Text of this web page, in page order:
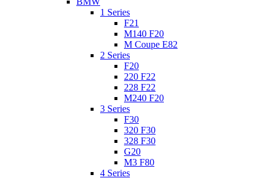
1 Series
F21
M140 F20
M Coupe E82
2 Series
F20
220 F22
228 F22
M240 F20
3 Series
F30
320 F30
328 F30
G20
M3 F80
4 Series